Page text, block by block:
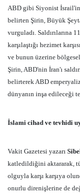
ABD gibi Siyonist
belirten Şirin, Büyük
vurguladı. Saldırılarına
karşılaştığı hezimet
ve bunun üzerine
Şirin, ABD'nin İran'ı
belirterek ABD
dünyanın inşa edileceği
İslami cihad ve tevhidi
Vakit Gazetesi yazarı
katledildiğini aktararak,
olguyla karşı karşıya
onurlu direnişlerine de